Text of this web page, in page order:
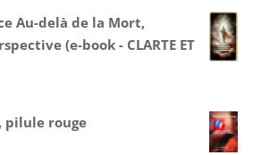
Au-delà de la Mort,
(e-book - CLARTE ET
pilule rouge